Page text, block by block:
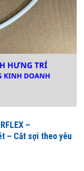
–
– Cắt sợi theo yêu